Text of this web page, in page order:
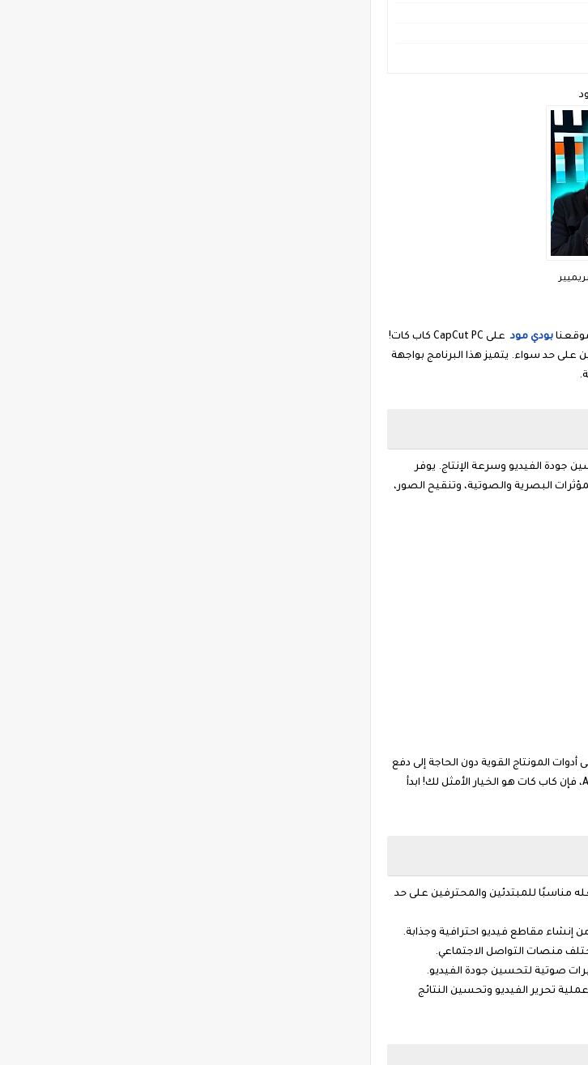
بودي مود
على CapCut PC كاب كات!
على حد سواء. يتميز هذا البرنامج بواجهة
جودة الفيديو وسرعة الإنتاج. يوفر
البصرية والصوتية، وتنقيح الصور،
المونتاج القوية دون الحاجة إلى دفع
رسوم اشتراك شهرية. إذا كنت تبحث عن بديل ممتاز ومجاني لبرنامج Adobe Premiere، فإن كاب كات هو الخيار الأمثل لك! ابدأ
مناسبًا للمبتدئين والمحترفين على حد
إنشاء مقاطع فيديو احترافية وجذابة.
منصات التواصل الاجتماعي.
صوتية لتحسين جودة الفيديو.
تحرير الفيديو وتحسين النتائج